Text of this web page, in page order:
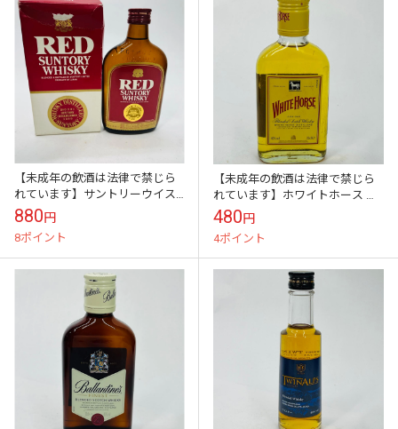
【未成年の飲酒は法律で禁じら
れています】サントリーウイス
キー レッド ポケット瓶 180ml39
度
880円
8ポイント
【未成年の飲酒は法律で禁じら
れています】ホワイトホース フ
ァインオールド スコッチウイス
キー イギリス 200ml40度
480円
4ポイント